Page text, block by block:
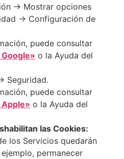
-> Mostrar opciones
-> Configuración de
puede consultar
o la Ayuda del
Seguridad.
puede consultar
o la Ayuda del
las Cookies:
los Servicios quedarán
permanecer